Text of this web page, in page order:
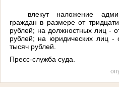
влекут наложение
граждан в размере от
рублей; на должностных лиц -
рублей; на юридических лиц -
тысяч рублей.
Пресс-служба суда.